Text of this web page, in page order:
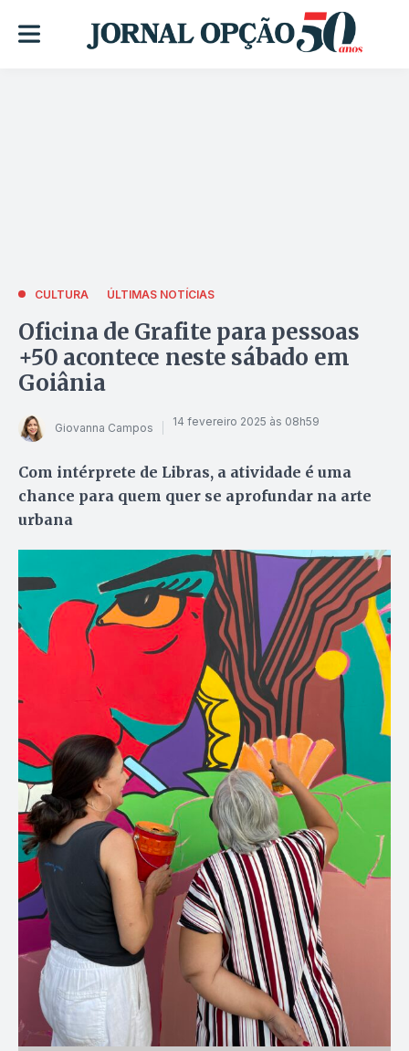
CULTURA ÚLTIMAS NOTÍCIAS
Oficina de Grafite para pessoas
+50 acontece neste sábado em
Goiânia
Giovanna Campos 14 fevereiro 2025 às 08h59
Com intérprete de Libras, a atividade é uma
chance para quem quer se aprofundar na arte
urbana